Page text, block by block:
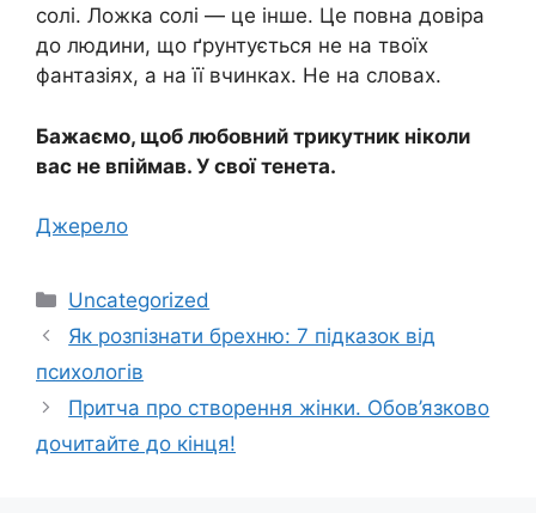
солі. Ложка солі — це інше. Це повна довіра
до людини, що ґрунтується не на твоїх
фантазіях, а на її вчинках. Не на словах.
Бажаємо, щоб любовний трикутник ніколи
вас не впіймав. У свої тенета.
Джерело
Категорії
Uncategorized
Як розпізнати брехню: 7 підказок від
психологів
Притча про створення жінки. Обов’язково
дочитайте до кінця!